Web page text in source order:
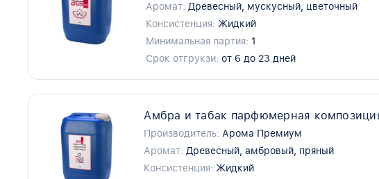
Аромат: Древесный, мускусный, цветочный
Консистенция: Жидкий
Минимальная партия: 1
Срок отгрукзи: от 6 до 23 дней
Амбра и табак парфюмерная
Производитель: Арома Премиум
Аромат: Древесный, амбровый, пряный
Консистенция: Жидкий